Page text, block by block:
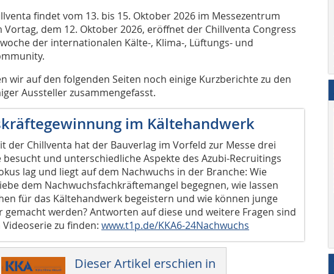
findet vom 13. bis 15. Oktober 2026 im Messezentrum
dem 12. Oktober 2026, eröffnet der Chillventa Congress
der internationalen Kälte-, Klima-, Lüftungs- und
wir auf den folgenden Seiten noch einige Kurzberichte zu den
Aussteller zusammengefasst.
im Kältehandwerk
der Chillventa hat der Bauverlag im Vorfeld zur Messe drei
und unterschiedliche Aspekte des Azubi-Recruitings
lag und liegt auf dem Nachwuchs in der Branche: Wie
dem Nachwuchsfachkräftemangel begegnen, wie lassen
für das Kältehandwerk begeistern und wie können junge
gemacht werden? Antworten auf diese und weitere Fragen sind
zu finden: www.t1p.de/KKA6-24Nachwuchs
Dieser Artikel erschien in